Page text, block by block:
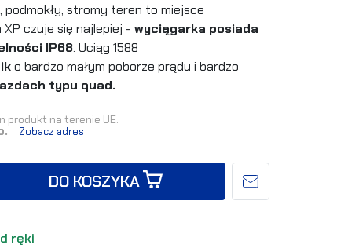
podmokły, stromy teren to miejsce
czuje się najlepiej - wyciągarka posiada
IP68. Uciąg 1588
o bardzo małym poborze prądu i bardzo
typu quad.
produkt na terenie UE:
Zobacz adres
DO KOSZYKA
ręki